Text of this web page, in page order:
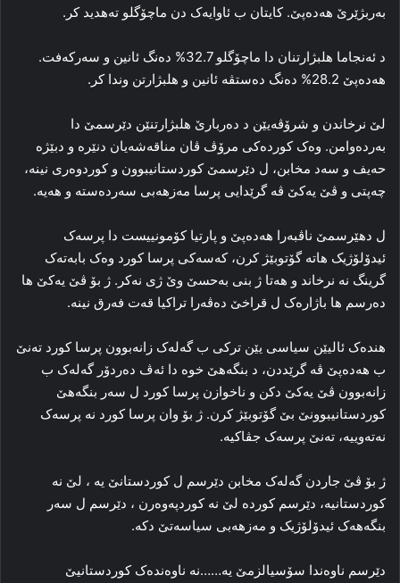
به‌ربژێرێ هەدەپێ. کایتان ب ئاوایه‌ک دن ماچۆگلو ته‌هدید کر.
د ئه‌نجاما هلبژارتنان دا ماچۆگلو 32.7% ده‌نگ ئانین و سه‌رکه‌فت.
هەدەپێ 28.2% ده‌نگ ده‌ستڤه‌ ئانین و هلبژارتن وندا کر.
لێ نرخاندن و شرۆڤه‌یێن د ده‌ربارێ هلبژارتنێن دێرسمێ دا‌
به‌رده‌وامن. وه‌ک کورده‌کی مرۆڤ ڤان مناقه‌شه‌یان دنێره‌ و دبێژه‌
حه‌یف و سه‌د مخابن، ل دێرسمێ کوردستانیبوون و کوردوه‌ری نینە،
چه‌پتی و ڤێ یه‌کێ ڤه‌ گرێدایی پرسا مه‌زهه‌بی سه‌رده‌سته و ھەیە‌.
ل دهێرسمێ ناڤبه‌را هەدەپێ و پارتیا کۆمونییست دا‌ پرسه‌ک
ئیدۆلۆژیک هاته‌ گۆتوبێژ کرن، که‌سه‌کی پرسا کورد وه‌ک بابه‌ته‌ک
گرینگ نه‌ نرخاند و هه‌تا ژ بنی به‌حسێ وێ ژی نه‌کر. ژ بۆ ڤێ یه‌کێ ها
ده‌رسم ها باژاره‌ک ل قراخێ ده‌ڤه‌را تراکیا قه‌ت فه‌رق نینە‌.
هنده‌ک ئالیێن سیاسی یێن ترکی ب گه‌له‌ک زانه‌بوون پرسا کورد ته‌نێ
ب هەدەپێ ڤه‌ گرێددن، د بنگه‌هێ خوه‌ دا ئه‌ڤ ده‌ردۆر گه‌له‌ک ب
زانه‌بوون ڤێ یه‌کێ دکن و ناخوازن پرسا کورد ل سه‌ر بنگه‌هێ
کوردستانیبوونێ بێ گۆتوبێژ کرن. ژ بۆ وان پرسا کورد نه‌ پرسه‌ک
نه‌ته‌وییه‌، ته‌نێ پرسه‌ک جڤاکیه‌.
ژ بۆ ڤێ جاردن گه‌له‌ک مخابن دێرسم ل کوردستانێ یه‌ ، لێ نه‌
کوردستانیه‌، دێرسم کورده‌ لێ نه‌ کوردپه‌وه‌رن ، دێرسم ل سه‌ر
بنگه‌هه‌ک ئیدۆلۆژیک و مه‌زهه‌بی سیاسه‌تێ دکه‌.
دێرسم ناوه‌ندا سۆسیالزمێ یه‌……نه‌ ناوه‌نده‌ک کوردستانیێ